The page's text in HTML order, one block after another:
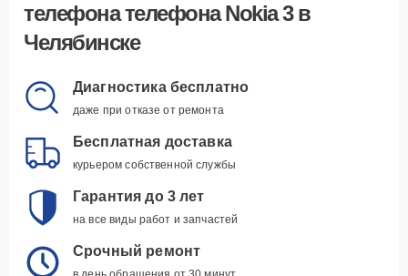
телефона телефона Nokia 3 в
Челябинске
Диагностика бесплатно
даже при отказе от ремонта
Бесплатная доставка
курьером собственной службы
Гарантия до 3 лет
на все виды работ и запчастей
Срочный ремонт